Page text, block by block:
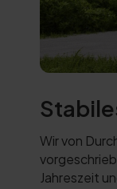
Wir von
Jahreszeit